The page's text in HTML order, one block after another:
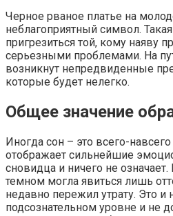
Черное рваное платье на
неблагоприятный символ.
пригрезиться той, кому наяву
серьезными проблемами. На
возникнут непредвиденные
которые будет нелегко.
Общее значение
Иногда сон – это всего-
отображает сильнейшие
сновидца и ничего не
темном могла явиться лишь
недавно пережил утрату. Это и
подсознательном уровне и не